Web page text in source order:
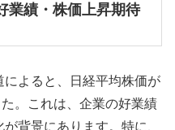
業績・株価上昇期待
よると、日経平均株価が
。これは、企業の好業績
背景にあります。特に、